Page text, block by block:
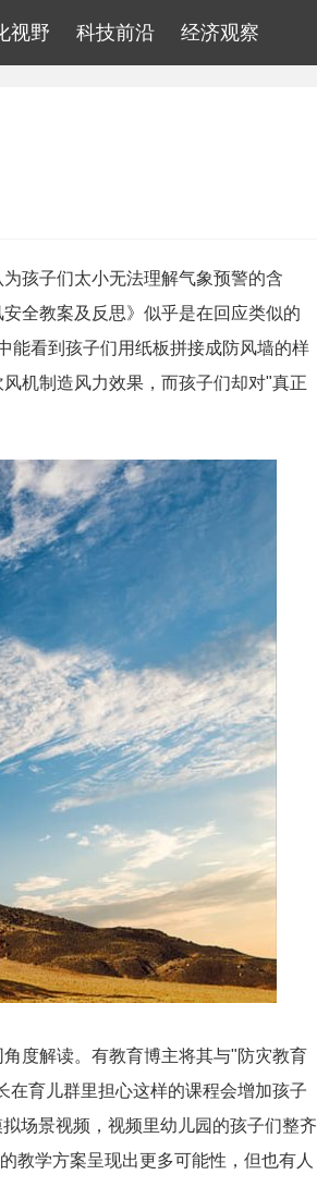
视野 科技前沿 经济观察
孩子们太小无法理解气象预警的含
全教案及反思》似乎是在回应类似的
能看到孩子们用纸板拼接成防风墙的样
机制造风力效果，而孩子们却对"真正
度解读。有教育博主将其与"防灾教育
在育儿群里担心这样的课程会增加孩子
场景视频，视频里幼儿园的孩子们整齐
教学方案呈现出更多可能性，但也有人